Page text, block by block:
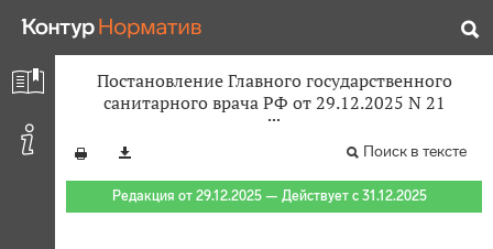
Постановление Главного государственного
санитарного врача РФ от 29.12.2025 N 21
Поиск в тексте
Редакция от 29.12.2025 — Действует с 31.12.2025